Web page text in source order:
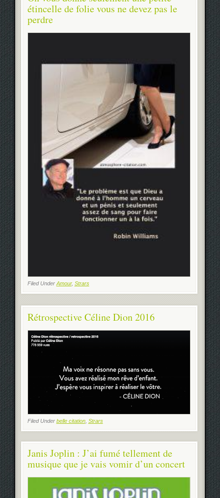
étincelle de folie vous ne devez pas le
perdre
Filed Under Amour, Strars
Rétrospective Céline Dion 2016
Filed Under belle citation, Strars
Janis Joplin : J’ai fumé tellement de
musique que je vais vomir d’un concert